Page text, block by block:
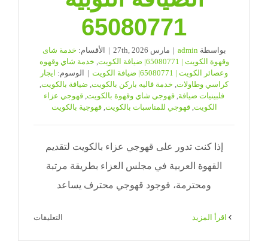
65080771
بواسطة admin
| مارس 27th, 2026 | الأقسام: خدمة شاى
وقهوة الكويت | 65080771| ضيافة الكويت
خدمة شاي وقهوه
وعصائر الكويت | 65080771| ضيافة الكويت
| الوسوم: ايجار
كراسي وطاولات خدمة فاليه باركن بالكويت ضيافة بالكويت
فلبينيات ضيافة قهوجي شاي وقهوة بالكويت قهوجي عزاء
الكويت ,قهوجي للمناسبات بالكويت ,قهوجية بالكويت
إذا كنت تدور على قهوجي عزاء بالكويت لتقديم
القهوة العربية في مجلس العزاء بطريقة مرتبة
ومحترمة، فوجود قهوجي محترف يساعد
التعليقات